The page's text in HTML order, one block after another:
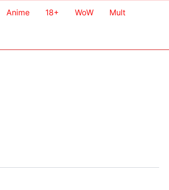
Anime 18+ WoW Mult